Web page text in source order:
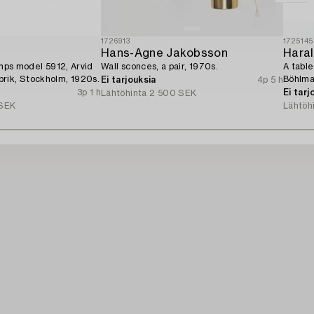
model 5912, Arvid
Stockholm, 1920s.
3p 1 h
1726913
Hans-Agne Jakobsson
Wall sconces, a pair, 1970s.
Ei tarjouksia
4p 5 h
Lähtöhinta 2 500 SEK
1725145
A
Ei